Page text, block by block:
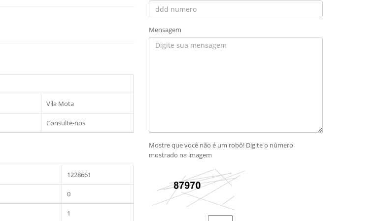
Vila Mota
Consulte-nos
1228661
0
1
Mensagem
Mostre que você não é um robô! Digite o número
mostrado na imagem